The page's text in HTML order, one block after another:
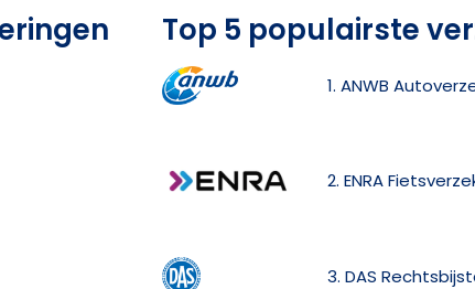
Top 5 populairste
1. ANWB
2. ENRA
3. DAS